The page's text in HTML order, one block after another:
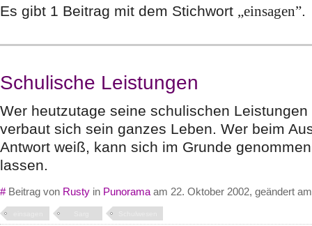
Es gibt 1 Beitrag mit dem Stichwort „einsagen”.
Schulische Leistungen
Wer heutzutage seine schulischen
verbaut sich sein ganzes Leben. Wer beim
Antwort weiß, kann sich im Grunde
lassen.
#Beitrag von Rusty in Punorama am 22. Oktober 2002, geändert